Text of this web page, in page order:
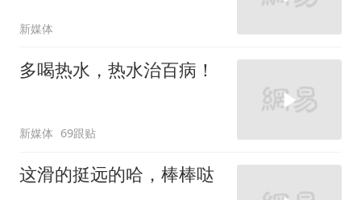
新媒体
多喝热水，热水治百病！
新媒体 69跟贴
这滑的挺远的哈，棒棒哒